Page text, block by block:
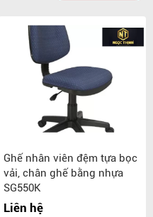
Ghế nhân viên đệm tựa bọc
vải, chân ghế bằng nhựa
SG550K
Liên hệ